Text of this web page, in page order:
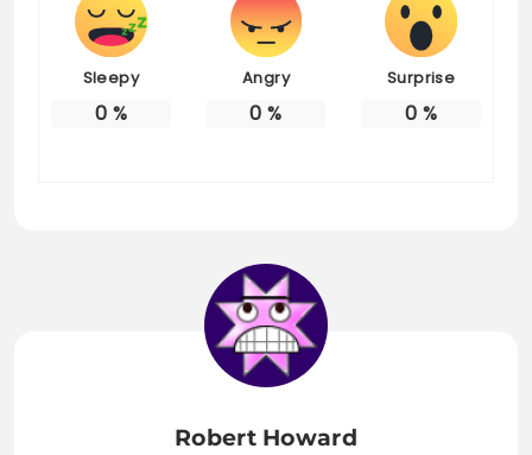
Sleepy
0 %
Angry
0 %
Surprise
0 %
Robert Howard